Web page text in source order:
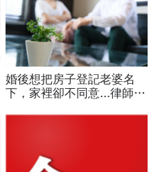
婚後想把房子登記老婆名
下，家裡卻不同意...律師